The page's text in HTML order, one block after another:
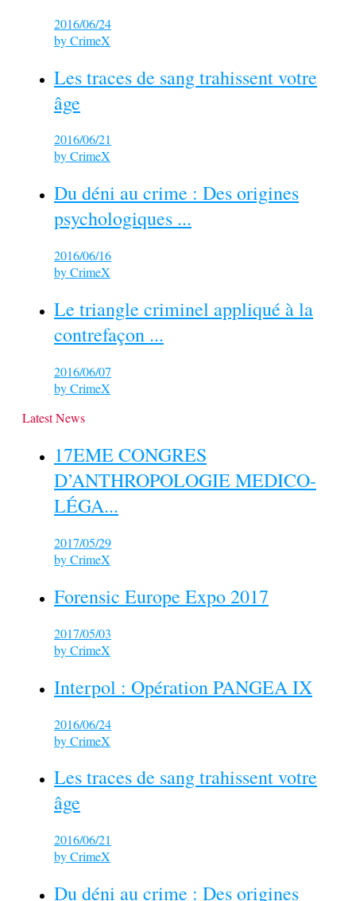
2016/06/24
byCrimeX
Les traces de sang trahissent votre
âge
2016/06/21
byCrimeX
Du déni au crime : Des origines
psychologiques ...
2016/06/16
byCrimeX
Le triangle criminel appliqué à la
contrefaçon ...
2016/06/07
byCrimeX
Latest News
17EME CONGRES
D’ANTHROPOLOGIE MEDICO-
LÉGA...
2017/05/29
byCrimeX
Forensic Europe Expo 2017
2017/05/03
byCrimeX
Interpol : Opération PANGEA IX
2016/06/24
byCrimeX
Les traces de sang trahissent votre
âge
2016/06/21
byCrimeX
Du déni au crime : Des origines